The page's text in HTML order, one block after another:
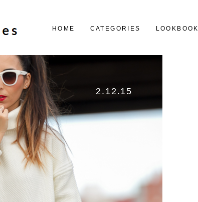
HOME CATEGORIES LOOKBOOK
2.12.15